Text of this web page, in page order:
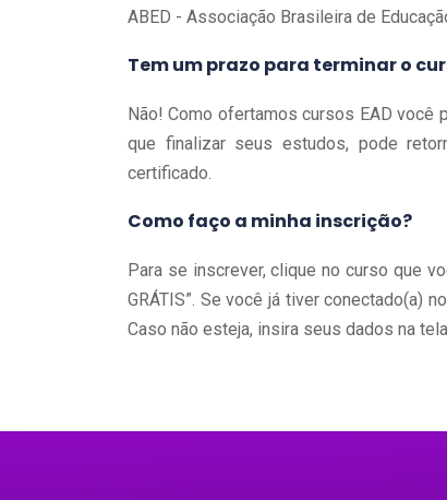
ABED - Associação Brasileira de
Tem um prazo para terminar o
Não! Como ofertamos cursos EAD
que finalizar seus estudos, pode
certificado.
Como faço a minha inscrição?
Para se inscrever, clique no curso que
GRÁTIS”. Se você já tiver conectado(a)
Caso não esteja, insira seus dados na